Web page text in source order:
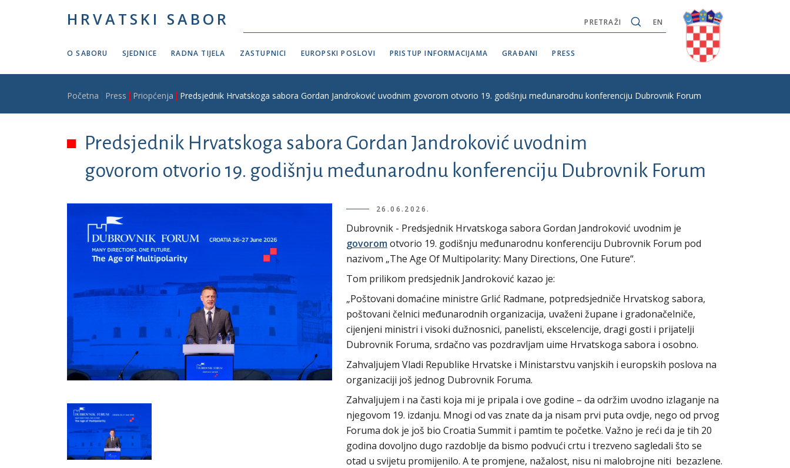
HRVATSKI SABOR EN
PRETRAŽI
O SABORU SJEDNICE RADNA TIJELA ZASTUPNICI EUROPSKI POSLOVI PRISTUP INFORMACIJAMA GRAĐANI PRESS
Breadcrumb
Početna Press Priopćenja Predsjednik Hrvatskoga sabora Gordan Jandroković uvodnim govorom otvorio 19. godišnju međunarodnu konferenciju Dubrovnik Forum
Predsjednik Hrvatskoga sabora Gordan Jandroković uvodnim
govorom otvorio 19. godišnju međunarodnu konferenciju Dubrovnik Forum
26.06.2026.
Dubrovnik - Predsjednik Hrvatskoga sabora Gordan Jandroković uvodnim je
govoromotvorio 19. godišnju međunarodnu konferenciju Dubrovnik Forum pod
nazivom „The Age Of Multipolarity: Many Directions, One Future“.
Tom prilikom predsjednik Jandroković kazao je:
„Poštovani domaćine ministre Grlić Radmane, potpredsjedniče Hrvatskog sabora,
poštovani čelnici međunarodnih organizacija, uvaženi župane i gradonačelniče,
cijenjeni ministri i visoki dužnosnici, panelisti, ekscelencije, dragi gosti i prijatelji
Dubrovnik Foruma, srdačno vas pozdravljam uime Hrvatskoga sabora i osobno.
Zahvaljujem Vladi Republike Hrvatske i Ministarstvu vanjskih i europskih poslova na
organizaciji još jednog Dubrovnik Foruma.
Zahvaljujem i na časti koja mi je pripala i ove godine – da održim uvodno izlaganje na
njegovom 19. izdanju. Mnogi od vas znate da ja nisam prvi puta ovdje, nego od prvog
Foruma dok je još bio Croatia Summit i pamtim te početke. Važno je reći da je tih 20
godina dovoljno dugo razdoblje da bismo podvući crtu i trezveno sagledali što se
otad u svijetu promijenilo. A te promjene, nažalost, nisu ni malobrojne niti bezazlene.